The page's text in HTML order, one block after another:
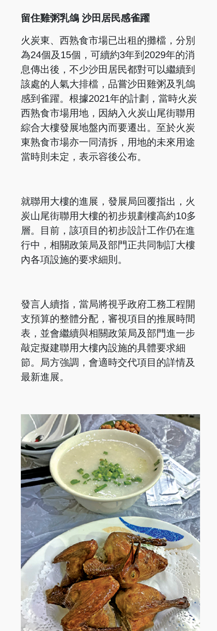
留住雞粥乳鴿 沙田居民感雀躍
火炭東、西熟食市場已出租的攤檔，分別
為24個及15個，可續約3年到2029年的消
息傳出後，不少沙田居民都對可以繼續到
該處的人氣大排檔，品嘗沙田雞粥及乳鴿
感到雀躍。根據2021年的計劃，當時火炭
西熟食市場用地，因納入火炭山尾街聯用
綜合大樓發展地盤內而要遷出。至於火炭
東熟食市場亦一同清拆，用地的未來用途
當時則未定，表示容後公布。
就聯用大樓的進展，發展局回覆指出，火
炭山尾街聯用大樓的初步規劃樓高約10多
層。目前，該項目的初步設計工作仍在進
行中，相關政策局及部門正共同制訂大樓
內各項設施的要求細則。
發言人續指，當局將視乎政府工務工程開
支預算的整體分配，審視項目的推展時間
表，並會繼續與相關政策局及部門進一步
敲定擬建聯用大樓內設施的具體要求細
節。局方強調，會適時交代項目的詳情及
最新進展。